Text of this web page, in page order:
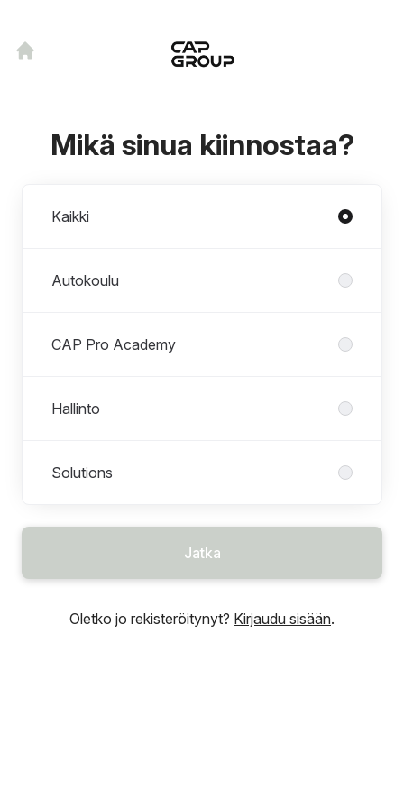
Mikä sinua kiinnostaa?
Kaikki
Autokoulu
CAP Pro Academy
Hallinto
Solutions
Jatka
Oletko jo rekisteröitynyt? Kirjaudu sisään.